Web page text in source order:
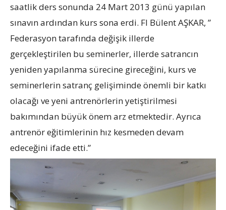
saatlik ders sonunda 24 Mart 2013 günü yapılan
sınavın ardından kurs sona erdi. FI Bülent AŞKAR, ”
Federasyon tarafında değişik illerde
gerçekleştirilen bu seminerler, illerde satrancın
yeniden yapılanma sürecine gireceğini, kurs ve
seminerlerin satranç gelişiminde önemli bir katkı
olacağı ve yeni antrenörlerin yetiştirilmesi
bakımından büyük önem arz etmektedir. Ayrıca
antrenör eğitimlerinin hız kesmeden devam
edeceğini ifade etti.”